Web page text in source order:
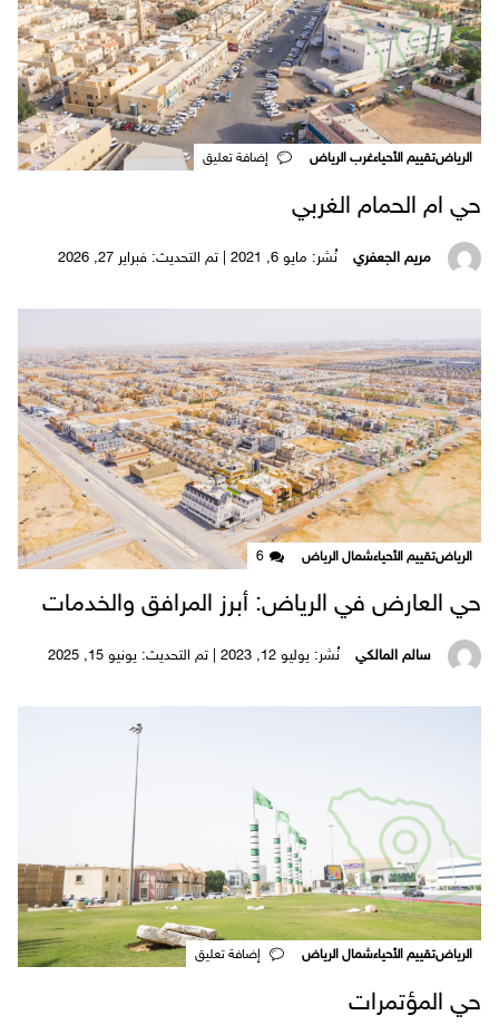
الرياضتقييم الأحياءغرب الرياض
حي ام الحمام الغربي
مريم الجعفري نُشر: مايو 6, 2021 | تم التحديث: فبراير 27, 2026
الرياضتقييم الأحياءشمال الرياض 6
حي العارض في الرياض: أبرز المرافق والخدمات
سالم المالكي نُشر: يوليو 12, 2023 | تم التحديث: يونيو 15, 2025
الرياضتقييم الأحياءشمال الرياض
حي المؤتمرات